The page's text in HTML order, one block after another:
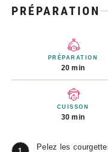
PRÉPARATION
PRÉPARATION
20 min
CUISSON
30 min
Pelez les